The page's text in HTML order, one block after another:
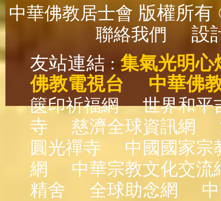
中華佛教居士會 版權所
聯絡我們
設
友站連結 : 集氣光明心
佛教電視台
中華佛
篋印祈福網
世界和平
寺
慈濟全球資訊網
圓光禪寺
中國國家宗
網
中華宗教文化交流
精舍
全球助念網